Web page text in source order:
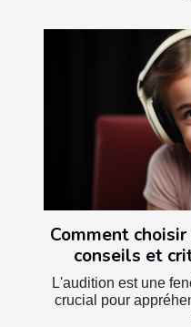
Comment
conseils et
L'audition est une
crucial pour